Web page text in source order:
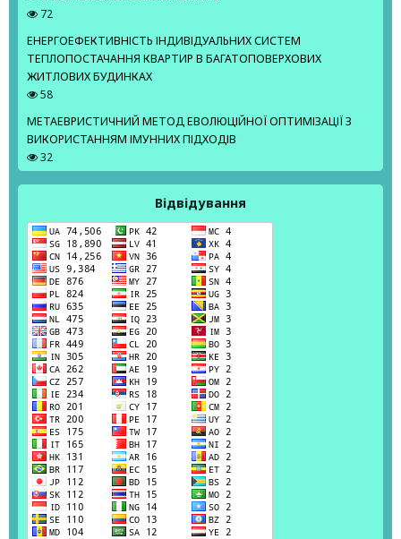
72
ЕНЕРГОЕФЕКТИВНІСТЬ ІНДИВІДУАЛЬНИХ СИСТЕМ
ТЕПЛОПОСТАЧАННЯ КВАРТИР В БАГАТОПОВЕРХОВИХ
ЖИТЛОВИХ БУДИНКАХ
58
МЕТАЕВРИСТИЧНИЙ МЕТОД ЕВОЛЮЦІЙНОЇ ОПТИМІЗАЦІЇ З
ВИКОРИСТАННЯМ ІМУННИХ ПІДХОДІВ
32
Відвідування